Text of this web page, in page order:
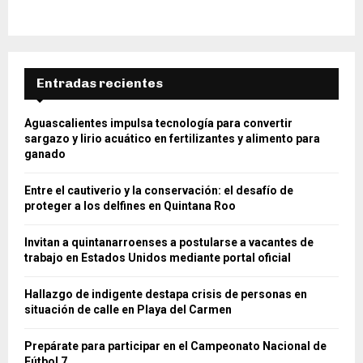
Entradas recientes
Aguascalientes impulsa tecnología para convertir
sargazo y lirio acuático en fertilizantes y alimento para
ganado
Entre el cautiverio y la conservación: el desafío de
proteger a los delfines en Quintana Roo
Invitan a quintanarroenses a postularse a vacantes de
trabajo en Estados Unidos mediante portal oficial
Hallazgo de indigente destapa crisis de personas en
situación de calle en Playa del Carmen
Prepárate para participar en el Campeonato Nacional de